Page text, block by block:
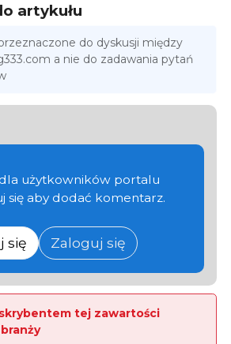
artykułu
do dyskusji między
a nie do zadawania pytań
użytkowników portalu
się aby dodać komentarz.
się Zaloguj się
tej zawartości